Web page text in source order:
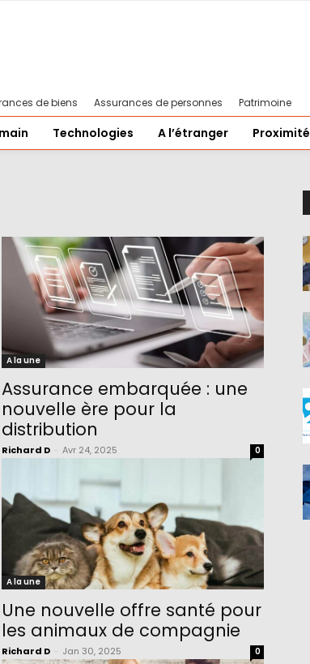
de biens Assurances de personnes Patrimoine
Technologies A l’étranger Proximité
A la une
Assurance embarquée : une
nouvelle ère pour la
distribution
Richard D Avr 24, 2025 0
A la une
Une nouvelle offre santé pour
les animaux de compagnie
Richard D Jan 30, 2025 0